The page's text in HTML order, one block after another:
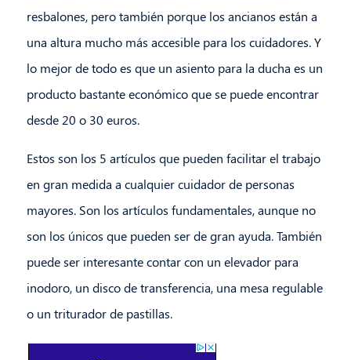
resbalones, pero también porque los ancianos están a
una altura mucho más accesible para los cuidadores. Y
lo mejor de todo es que un asiento para la ducha es un
producto bastante económico que se puede encontrar
desde 20 o 30 euros.
Estos son los 5 artículos que pueden facilitar el trabajo
en gran medida a cualquier cuidador de personas
mayores. Son los artículos fundamentales, aunque no
son los únicos que pueden ser de gran ayuda. También
puede ser interesante contar con un elevador para
inodoro, un disco de transferencia, una mesa regulable
o un triturador de pastillas.